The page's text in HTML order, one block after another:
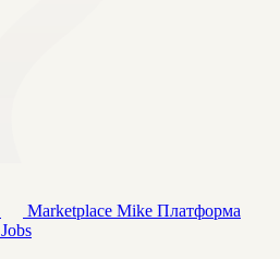
Marketplace Mike Платформа
Jobs